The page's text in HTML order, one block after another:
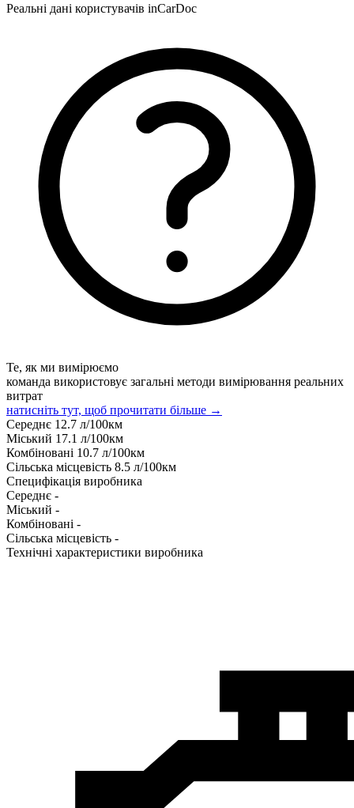
Реальні дані користувачів inCarDoc
Те, як ми вимірюємо
команда використовує загальні методи вимірювання реальних
витрат
натисніть тут, щоб прочитати більше →
Середнє 12.7 л/100км
Міський 17.1 л/100км
Комбіновані 10.7 л/100км
Сільська місцевість 8.5 л/100км
Специфікація виробника
Середнє -
Міський -
Комбіновані -
Сільська місцевість -
Технічні характеристики виробника